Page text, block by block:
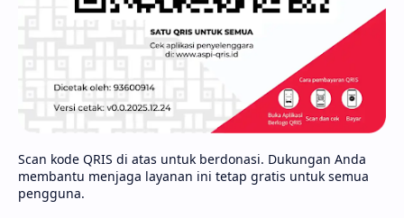
Scan kode QRIS di atas untuk berdonasi. Dukungan Anda
membantu menjaga layanan ini tetap gratis untuk semua
pengguna.